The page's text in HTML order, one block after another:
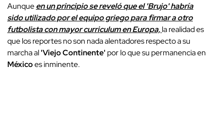
Aunqueen un principio se reveló que el 'Brujo' habría
sido utilizado por el equipo griego para firmar a otro
futbolista con mayor curriculum en Europa,la realidad es
que los reportes no son nada alentadores respecto a su
marcha al'Viejo Continente' por lo que su permanencia en
Méxicoes inminente.